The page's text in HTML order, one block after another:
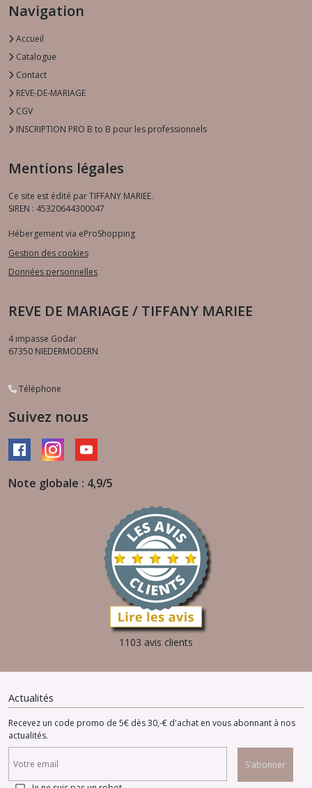
Navigation
Accueil
Catalogue
Contact
REVE-DE-MARIAGE
CGV
INSCRIPTION PRO B to B pour les professionnels
Mentions légales
Ce site est édité par TIFFANY MARIEE.
SIREN : 45320644300047
Hébergement via eProShopping
Gestion des cookies
Données personnelles
REVE DE MARIAGE / TIFFANY MARIEE
4 impasse Godar
67350 NIEDERMODERN
Téléphone
Suivez nous
Note globale : 4,9/5
1103 avis clients
Actualités
Recevez un code promo de 5€ dès 30,-€ d'achat en vous abonnant à nos
actualités.
S'abonner